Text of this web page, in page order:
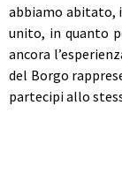
abbiamo abitato,
unito, in quanto
ancora
del Borgo
partecipi allo